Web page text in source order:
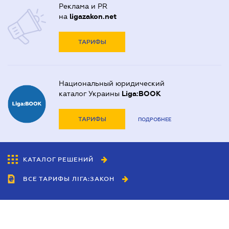
Реклама и PR
на ligazakon.net
ТАРИФЫ
Национальный юридический
каталог Украины Liga:BOOK
ТАРИФЫ ПОДРОБНЕЕ
КАТАЛОГ РЕШЕНИЙ
ВСЕ ТАРИФЫ ЛІГА:ЗАКОН